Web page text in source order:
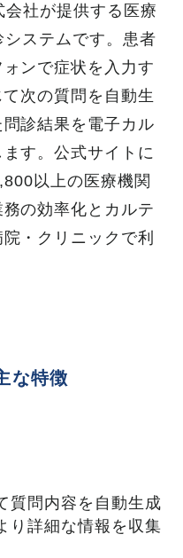
社が提供する医療
ステムです。患者
ンで症状を入力す
次の質問を自動生
診結果を電子カル
す。公式サイトに
以上の医療機関
の効率化とカルテ
・クリニックで利
な特徴
質問内容を自動生成
り詳細な情報を収集